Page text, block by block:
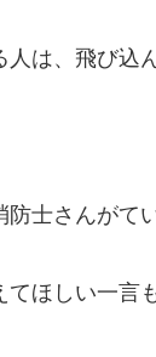
人は、飛び込
防士さんがて
ほしい一言